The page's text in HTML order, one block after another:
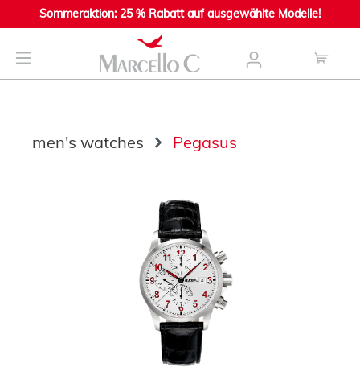
content
Sommeraktion: 25 % Rabatt auf ausgewählte Modelle!
men's watches Pegasus